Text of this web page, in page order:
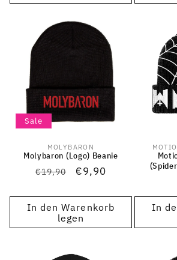
Sale
Anbieter:
MOLYBARON
Molybaron (Logo) Beanie
Normaler
€19,90 Verkaufspreis
€9,90
In den Warenkorb
legen
In